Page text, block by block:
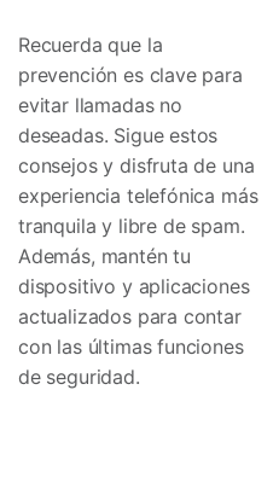
Recuerda que la
prevención es clave para
evitar llamadas no
deseadas. Sigue estos
consejos y disfruta de una
experiencia telefónica más
tranquila y libre de spam.
Además, mantén tu
dispositivo y aplicaciones
actualizados para contar
con las últimas funciones
de seguridad.